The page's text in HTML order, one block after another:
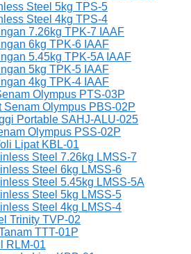
Steel 5kg TPS-5
Steel 4kg TPS-4
7.26kg TPK-7 IAAF
6kg TPK-6 IAAF
5.45kg TPK-5A IAAF
5kg TPK-5 IAAF
4kg TPK-4 IAAF
Olympus PTS-03P
Senam Olympus PBS-02P
Portable SAHJ-ALU-025
Olympus PSS-02P
Lipat KBL-01
Steel 7.26kg LMSS-7
Steel 6kg LMSS-6
Steel 5.45kg LMSS-5A
Steel 5kg LMSS-5
Steel 4kg LMSS-4
Trinity TVP-02
TTT-01P
RLM-01